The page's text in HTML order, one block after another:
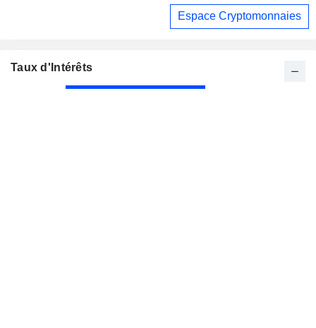
Espace Cryptomonnaies
Taux d'Intérêts